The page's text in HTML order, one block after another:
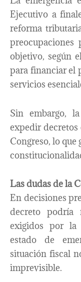
Ejecutivo a
reforma
objetivo, según
para financiar el
servicios
Sin embargo,
expedir decretos
Congreso, lo que
Las dudas de la
En decisiones
decreto podría
exigidos por la
estado de
situación fiscal
imprevisible.